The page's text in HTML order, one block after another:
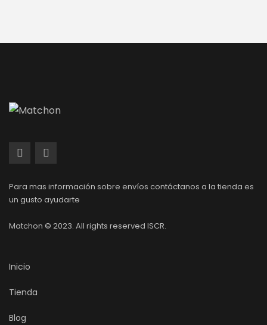
Para mas información sobre envíos contáctanos a la tienda es
un gusto ayudarte
Matchon © 2023. All rights reserved ISCR.
Inicio
Tienda
Blog